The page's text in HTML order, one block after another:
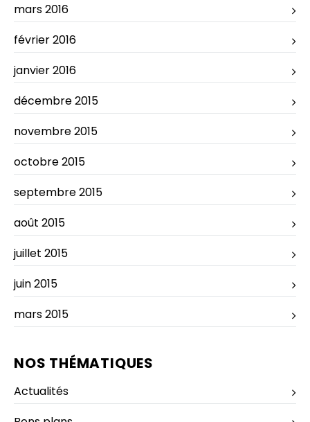
mars 2016
février 2016
janvier 2016
décembre 2015
novembre 2015
octobre 2015
septembre 2015
août 2015
juillet 2015
juin 2015
mars 2015
NOS THÉMATIQUES
Actualités